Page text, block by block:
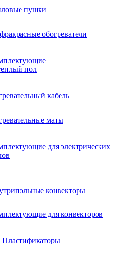
пушки
обогреватели
пол
кабель
маты
для электрических
конвекторы
для конвекторов
Пластификаторы